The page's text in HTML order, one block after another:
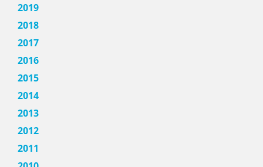
2019
2018
2017
2016
2015
2014
2013
2012
2011